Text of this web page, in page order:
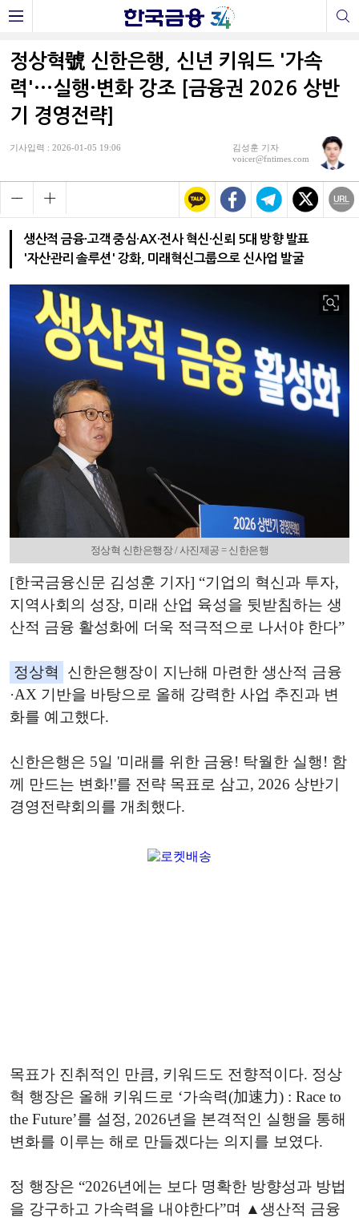
정상혁號 신한은행, 신년 키워드 '가속
력'···실행·변화 강조 [금융권 2026 상반
기 경영전략]
기사입력 : 2026-01-05 19:06
김성훈 기자
voicer@fntimes.com
생산적 금융·고객 중심·AX·전사 혁신·신뢰 5대 방향 발표
'자산관리 솔루션' 강화, 미래혁신그룹으로 신사업 발굴
정상혁 신한은행장 / 사진제공 = 신한은행
[한국금융신문 김성훈 기자] “기업의 혁신과 투자,
지역사회의 성장, 미래 산업 육성을 뒷받침하는 생
산적 금융 활성화에 더욱 적극적으로 나서야 한다”
정상혁
신한은행장이 지난해 마련한 생산적 금융
·AX 기반을 바탕으로 올해 강력한 사업 추진과 변
화를 예고했다.
신한은행은 5일 '미래를 위한 금융! 탁월한 실행! 함
께 만드는 변화!'를 전략 목표로 삼고, 2026 상반기
경영전략회의를 개최했다.
목표가 진취적인 만큼, 키워드도 전향적이다. 정상
혁 행장은 올해 키워드로 ‘가속력(加速力) : Race to
the Future’를 설정, 2026년을 본격적인 실행을 통해
변화를 이루는 해로 만들겠다는 의지를 보였다.
정 행장은 “2026년에는 보다 명확한 방향성과 방법
을 강구하고 가속력을 내야한다”며 ▲생산적 금융